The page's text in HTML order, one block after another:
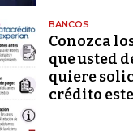
BANCOS
Conozca
que usted
quiere
crédito